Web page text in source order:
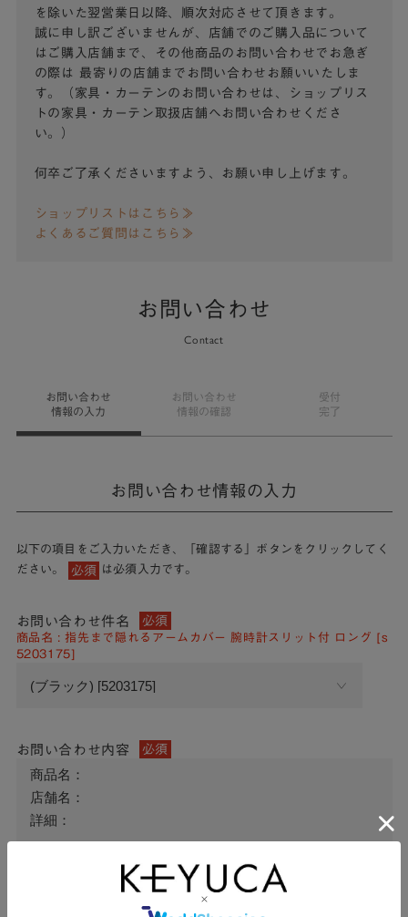
を除いた翌営業日以降、順次対応させて頂きます。
誠に申し訳ございませんが、店舗でのご購入品について
はご購入店舗まで、その他商品のお問い合わせでお急ぎ
の際は
最寄りの店舗までお問い合わせお願いいたしま
す。（家具・カーテンのお問い合わせは、ショップリス
トの家具・カーテン取扱店舗へお問い合わせくださ
い。）
何卒ご了承くださいますよう、お願い申し上げます。
ショップリストはこちら≫
よくあるご質問はこちら≫
お問い合わせ
Contact
お問い合わせ
情報の入力
お問い合わせ
情報の確認
受付
完了
お問い合わせ情報の入力
以下の項目をご入力いただき、「確認する」ボタンをクリックしてく
ださい。
必須 は必須入力です。
お問い合わせ件名 必須
商品名 : 指先まで隠れるアームカバー 腕時計スリット付 ロング [s
5203175]
お問い合わせ内容 必須